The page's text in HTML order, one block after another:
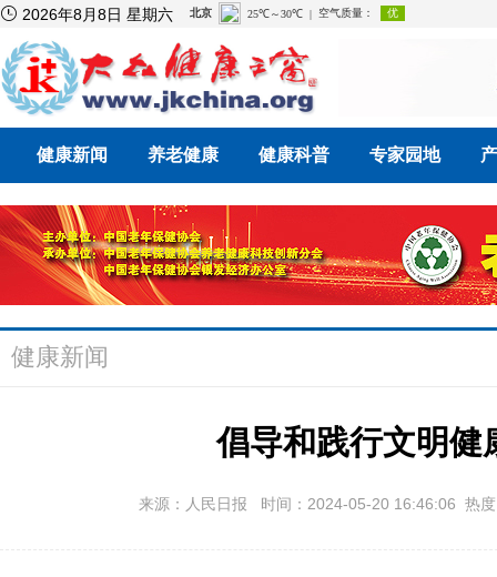
 2026年8月8日 星期六
健康新闻 养老健康 健康科普 专家园地
健康新闻
倡导和践行文明健
来源：人民日报 时间：2024-05-20 16:46:06 热